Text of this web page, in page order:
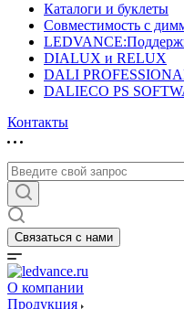
Каталоги и буклеты
Совместимость с
DIALUX и RELUX
DALI
DALIECO PS
Контакты
Связаться с нами
О компании
Продукция